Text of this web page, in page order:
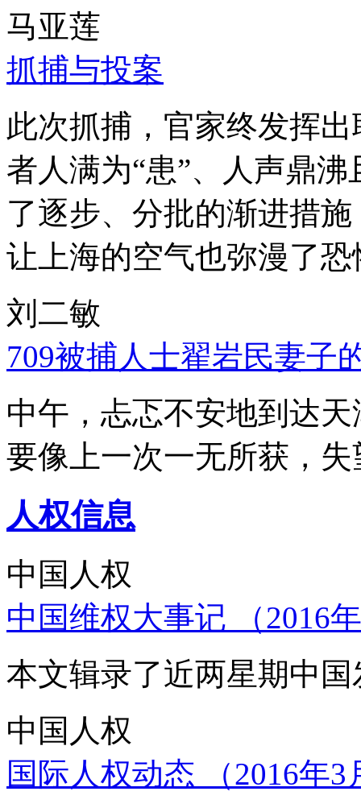
马亚莲
抓捕与投案
此次抓捕，官家终发挥
者人满为“患”、人声鼎
了逐步、分批的渐进措
让上海的空气也弥漫了
刘二敏
709被捕人士翟岩民妻子
中午，忐忑不安地到达
要像上一次一无所获，
人权信息
中国人权
中国维权大事记 （2016
本文辑录了近两星期中
中国人权
国际人权动态 （2016年